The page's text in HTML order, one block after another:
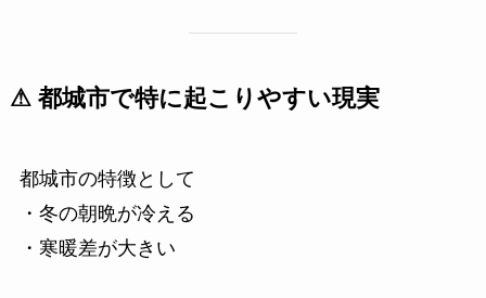
⚠ 都城市で特に起こりやすい現実
都城市の特徴として
・冬の朝晩が冷える
・寒暖差が大きい